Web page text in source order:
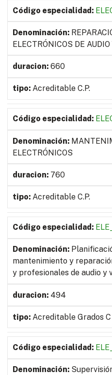
ELECTRÓNICOS DE AUDIO
660
Acreditable C.P.
ELECTRÓNICOS
760
Acreditable C.P.
mantenimiento y
y profesionales de audio y
494
Acreditable Grados C